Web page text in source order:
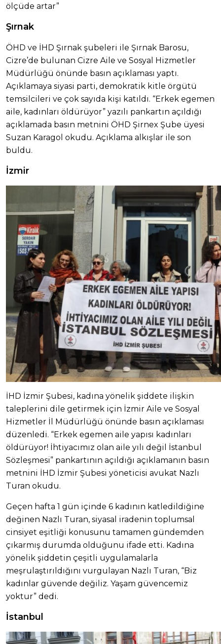
ölçüde artar”
Şırnak
ÖHD ve İHD Şırnak şubeleri ile Şırnak Barosu,
Cizre’de bulunan Cizre Aile ve Sosyal Hizmetler
Müdürlüğü önünde basın açıklaması yaptı.
Açıklamaya siyasi parti, demokratik kitle örgütü
temsilcileri ve çok sayıda kişi katıldı. “Erkek egemen
aile, kadınları öldürüyor” yazılı pankartın açıldığı
açıklamada basın metnini ÖHD Şirnex Şube üyesi
Suzan Karagol okudu. Açıklama alkışlar ile son
buldu.
İzmir
İHD İzmir Şubesi, kadına yönelik şiddete ilişkin
taleplerini dile getirmek için İzmir Aile ve Sosyal
Hizmetler İl Müdürlüğü önünde basın açıklaması
düzenledi. “Erkek egemen aile yapısı kadınları
öldürüyor! İhtiyacımız olan aile yılı değil İstanbul
Sözleşmesi” pankartının açıldığı açıklamanın basın
metnini İHD İzmir Şubesi yöneticisi avukat Nazlı
Turan okudu.
Geçen hafta 1 gün içinde 6 kadının katledildiğine
değinen Nazlı Turan, siyasal iradenin toplumsal
cinsiyet eşitliği konusunu tamamen gündemden
çıkarmış durumda olduğunu ifade etti. Kadına
yönelik şiddetin çeşitli uygulamalarla
meşrulaştırıldığını vurgulayan Nazlı Turan, “Biz
kadınlar güvende değiliz. Yaşam güvencemiz
yoktur” dedi.
İstanbul